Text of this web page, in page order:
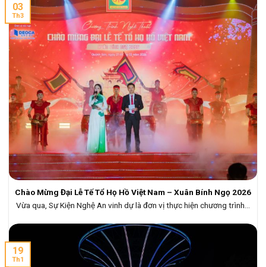
Chào Mừng Đại Lễ Tế Tổ Họ Hồ Việt Nam – Xuân Bính Ngọ 2026
Vừa qua, Sự Kiện Nghệ An vinh dự là đơn vị thực hiện chương trình...
03
Th3
19
Th1